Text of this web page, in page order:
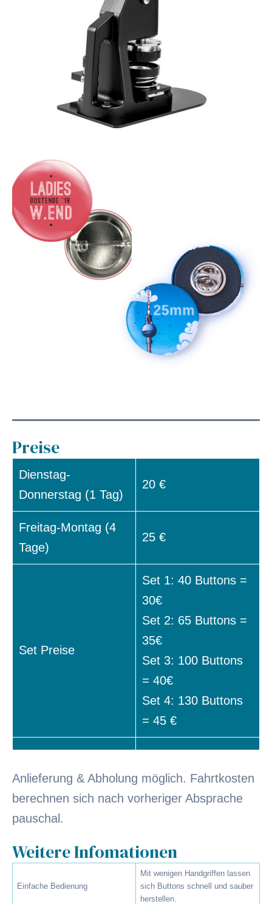
Preise
Dienstag-
Donnerstag (1 Tag)
20 €
Freitag-Montag (4
Tage)
25 €
Set Preise
Set 1: 40 Buttons =
30€
Set 2: 65 Buttons =
35€
Set 3: 100 Buttons
= 40€
Set 4: 130 Buttons
= 45 €
Anlieferung & Abholung möglich. Fahrtkosten
berechnen sich nach vorheriger Absprache
pauschal.
Weitere Infomationen
Einfache Bedienung
Mit wenigen Handgriffen lassen
sich Buttons schnell und sauber
herstellen.